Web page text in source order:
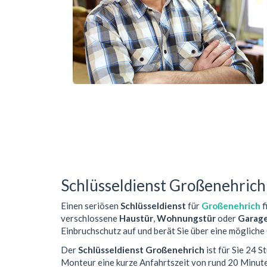
Schlüsseldienst Großenehrich
Einen seriösen Schlüsseldienst für Großenehrich
verschlossene Haustür,Wohnungstüroder
Einbruchschutz auf und berät Sie über eine
DerSchlüsseldienst Großenehrich ist für Sie 24
Monteur eine kurze Anfahrtszeit von rund 20